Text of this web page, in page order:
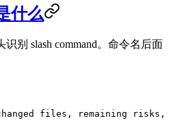
什么
识别 slash command。命令名后面
files, remaining risks,